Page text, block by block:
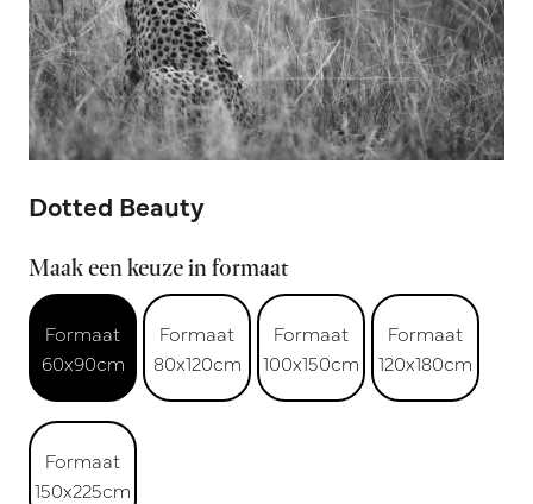
Dotted Beauty
Maak een keuze in formaat
Formaat
60x90cm
Formaat
80x120cm
Formaat
100x150cm
Formaat
120x180cm
Formaat
150x225cm